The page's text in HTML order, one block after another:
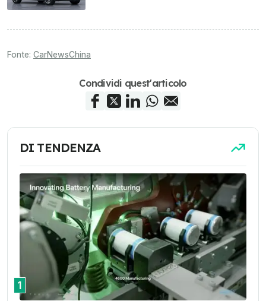
Fonte: CarNewsChina
Condividi quest'articolo
DI TENDENZA
1